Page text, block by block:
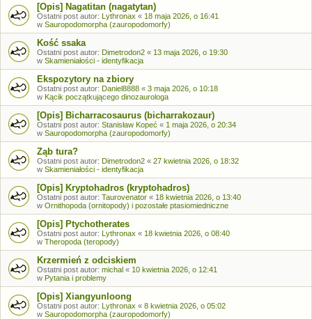
[Opis] Nagatitan (nagatytan)
Ostatni post autor: Lythronax « 18 maja 2026, o 16:41
w Sauropodomorpha (zauropodomorfy)
Kość ssaka
Ostatni post autor: Dimetrodon2 « 13 maja 2026, o 19:30
w Skamieniałości - identyfikacja
Ekspozytory na zbiory
Ostatni post autor: Daniel8888 « 3 maja 2026, o 10:18
w Kącik początkującego dinozaurologa
[Opis] Bicharracosaurus (bicharrakozaur)
Ostatni post autor: Stanisław Kopeć « 1 maja 2026, o 20:34
w Sauropodomorpha (zauropodomorfy)
Ząb tura?
Ostatni post autor: Dimetrodon2 « 27 kwietnia 2026, o 18:32
w Skamieniałości - identyfikacja
[Opis] Kryptohadros (kryptohadros)
Ostatni post autor: Taurovenator « 18 kwietnia 2026, o 13:40
w Ornithopoda (ornitopody) i pozostałe ptasiomiedniczne
[Opis] Ptychotherates
Ostatni post autor: Lythronax « 18 kwietnia 2026, o 08:40
w Theropoda (teropody)
Krzermień z odciskiem
Ostatni post autor: michal « 10 kwietnia 2026, o 12:41
w Pytania i problemy
[Opis] Xiangyunloong
Ostatni post autor: Lythronax « 8 kwietnia 2026, o 05:02
w Sauropodomorpha (zauropodomorfy)